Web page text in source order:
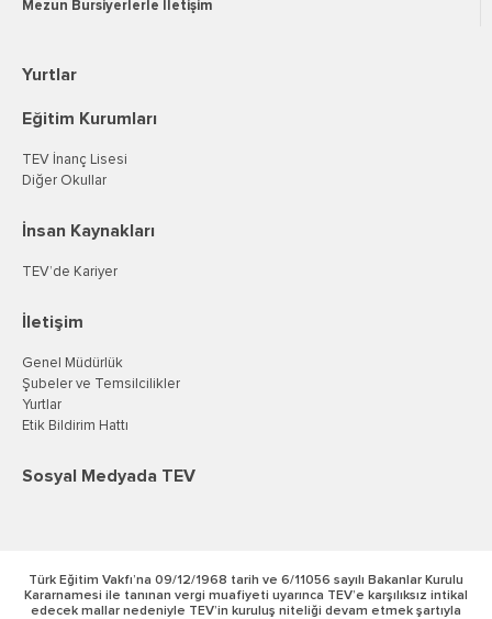
Mezun Bursiyerlerle İletişim
Yurtlar
Eğitim Kurumları
TEV İnanç Lisesi
Diğer Okullar
İnsan Kaynakları
TEV’de Kariyer
İletişim
Genel Müdürlük
Şubeler ve Temsilcilikler
Yurtlar
Etik Bildirim Hattı
Sosyal Medyada TEV
Türk Eğitim Vakfı’na 09/12/1968 tarih ve 6/11056 sayılı Bakanlar Kurulu
Kararnamesi ile tanınan vergi muafiyeti uyarınca TEV’e karşılıksız intikal
edecek mallar nedeniyle TEV’in kuruluş niteliği devam etmek şartıyla